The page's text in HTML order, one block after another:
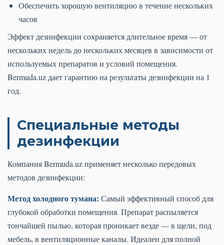
Обеспечить хорошую вентиляцию в течение нескольких
часов
Эффект дезинфекции сохраняется длительное время — от
нескольких недель до нескольких месяцев в зависимости от
используемых препаратов и условий помещения.
Bermuda.uz дает гарантию на результаты дезинфекции на 1
год.
Специальные методы
дезинфекции
Компания Bermuda.uz применяет несколько передовых
методов дезинфекции:
Метод холодного тумана: Самый эффективный способ для
глубокой обработки помещения. Препарат распыляется
тончайшей пылью, которая проникает везде — в щели, под
мебель, в вентиляционные каналы. Идеален для полной